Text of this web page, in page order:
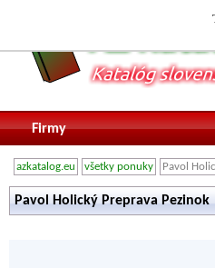
Firmy
azkatalog.eu všetky ponuky Pavol
Pavol Holický Preprava Pezinok